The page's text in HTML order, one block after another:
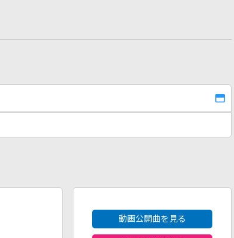
動画公開曲を見る